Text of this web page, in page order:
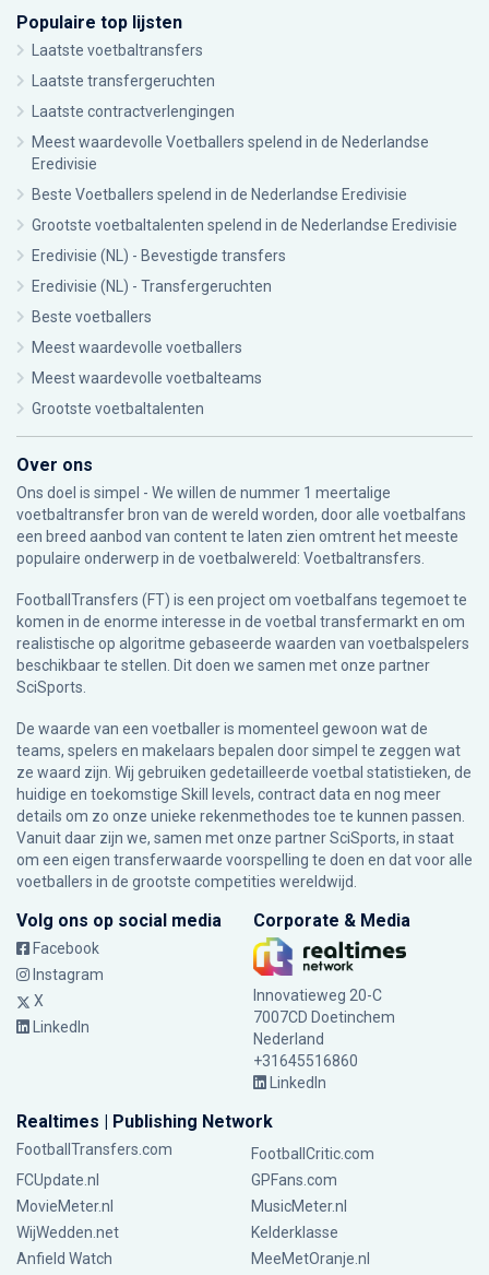
Populaire top lijsten
Laatste voetbaltransfers
Laatste transfergeruchten
Laatste contractverlengingen
Meest waardevolle Voetballers spelend in de Nederlandse
Eredivisie
Beste Voetballers spelend in de Nederlandse Eredivisie
Grootste voetbaltalenten spelend in de Nederlandse Eredivisie
Eredivisie (NL) - Bevestigde transfers
Eredivisie (NL) - Transfergeruchten
Beste voetballers
Meest waardevolle voetballers
Meest waardevolle voetbalteams
Grootste voetbaltalenten
Over ons
Ons doel is simpel - We willen de nummer 1 meertalige
voetbaltransfer bron van de wereld worden, door alle voetbalfans
een breed aanbod van content te laten zien omtrent het meeste
populaire onderwerp in de voetbalwereld: Voetbaltransfers.
FootballTransfers (FT) is een project om voetbalfans tegemoet te
komen in de enorme interesse in de voetbal transfermarkt en om
realistische op algoritme gebaseerde waarden van voetbalspelers
beschikbaar te stellen. Dit doen we samen met onze partner
SciSports
De waarde van een voetballer is momenteel gewoon wat de
teams, spelers en makelaars bepalen door simpel te zeggen wat
ze waard zijn. Wij gebruiken gedetailleerde voetbal statistieken, de
huidige en toekomstige Skill levels, contract data en nog meer
details om zo onze unieke rekenmethodes toe te kunnen passen.
Vanuit daar zijn we, samen met onze partner SciSports, in staat
om een eigen transferwaarde voorspelling te doen en dat voor alle
voetballers in de grootste competities wereldwijd.
Volg ons op social media
Facebook
Instagram
X
LinkedIn
Corporate & Media
Innovatieweg 20-C
7007CD Doetinchem
Nederland
+31645516860
LinkedIn
Realtimes | Publishing Network
FootballTransfers.com
FootballCritic.com
FCUpdate.nl
GPFans.com
MovieMeter.nl
MusicMeter.nl
WijWedden.net
Kelderklasse
Anfield Watch
MeeMetOranje.nl